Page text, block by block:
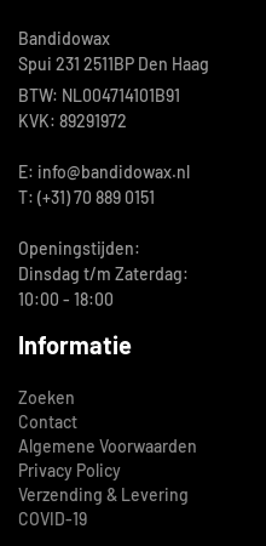
Bandidowax
Spui 231 2511BP Den Haag
BTW: NL004714101B91
KVK: 89291972
E: info@bandidowax.nl
T: (+31) 70 889 0151
Openingstijden:
Dinsdag t/m Zaterdag:
10:00 - 18:00
Informatie
Zoeken
Contact
Algemene Voorwaarden
Privacy Policy
Verzending & Levering
COVID-19